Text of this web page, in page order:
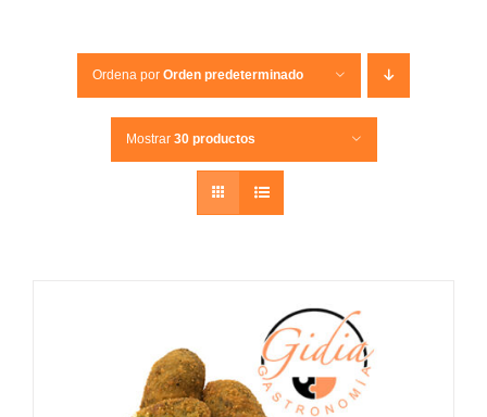
Ordena por Orden predeterminado
Mostrar 30 productos